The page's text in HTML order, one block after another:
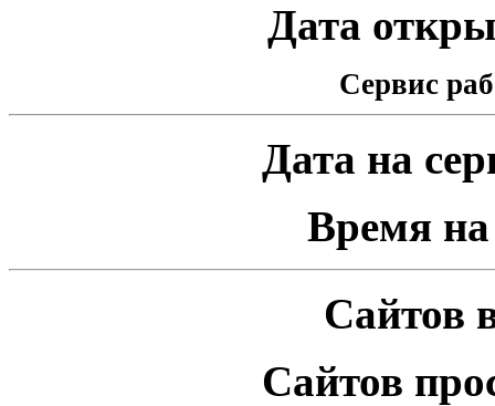
Дата
Сервис
Дата на
Время на
Сайтов
Сайтов